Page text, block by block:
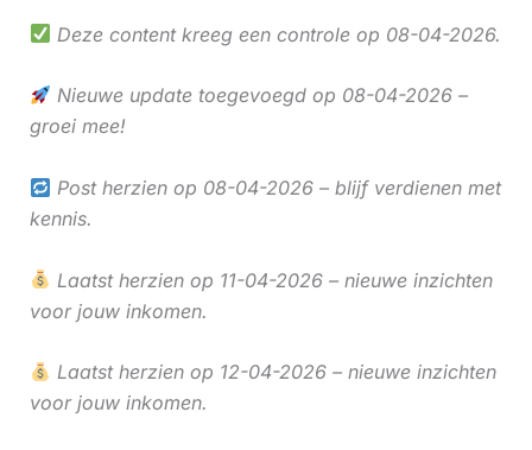
Deze content kreeg een controle op 08-04-2026.
Nieuwe update toegevoegd op 08-04-2026 –
groei mee!
Post herzien op 08-04-2026 – blijf verdienen met
kennis.
Laatst herzien op 11-04-2026 – nieuwe inzichten
voor jouw inkomen.
Laatst herzien op 12-04-2026 – nieuwe inzichten
voor jouw inkomen.